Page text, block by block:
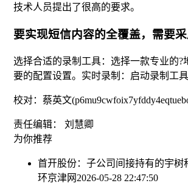
技术人员提出了很高的要求。
要实现短信内容的全覆盖，需要采
选择合适的录制工具：选择一款专业的
要的配置设置。实时录制：启动录制工
校对：蔡英文
责任编辑： 刘慧卿
为你推荐
首开股份：子公司间接持有的宇树
环京津网 2026-05-28 22:47:50